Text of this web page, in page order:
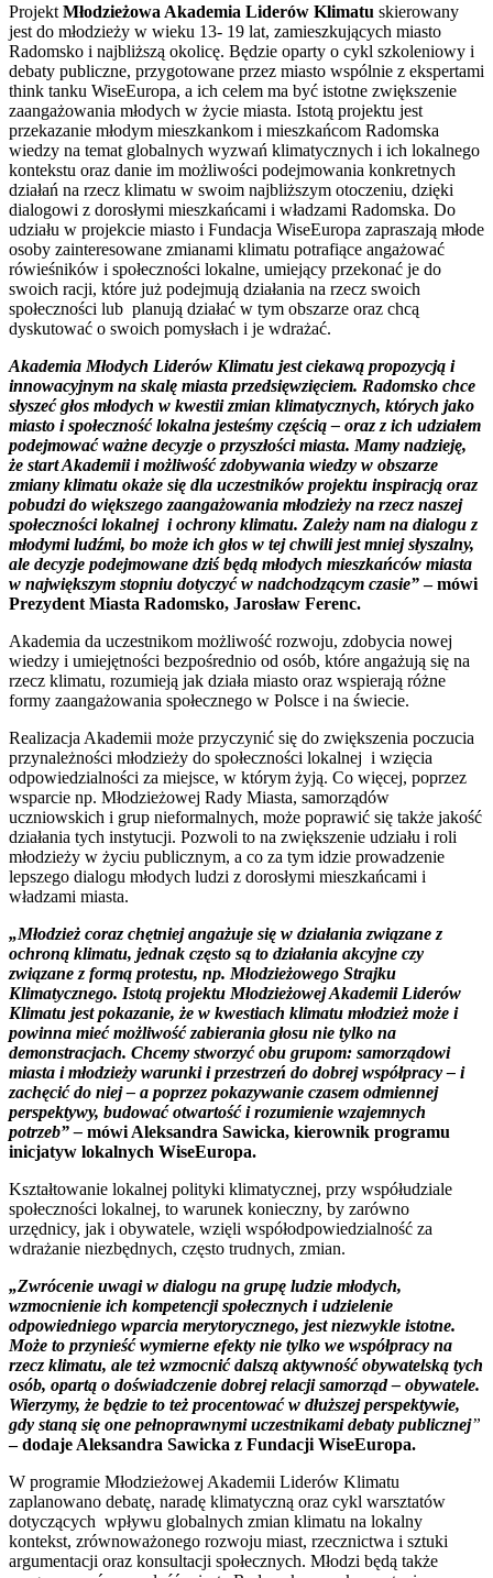
Projekt Młodzieżowa Akademia Liderów Klimatu skierowany
jest do młodzieży w wieku 13- 19 lat, zamieszkujących miasto
Radomsko i najbliższą okolicę. Będzie oparty o cykl szkoleniowy i
debaty publiczne, przygotowane przez miasto wspólnie z ekspertami
think tanku WiseEuropa, a ich celem ma być istotne zwiększenie
zaangażowania młodych w życie miasta. Istotą projektu jest
przekazanie młodym mieszkankom i mieszkańcom Radomska
wiedzy na temat globalnych wyzwań klimatycznych i ich lokalnego
kontekstu oraz danie im możliwości podejmowania konkretnych
działań na rzecz klimatu w swoim najbliższym otoczeniu, dzięki
dialogowi z dorosłymi mieszkańcami i władzami Radomska. Do
udziału w projekcie miasto i Fundacja WiseEuropa zapraszają młode
osoby zainteresowane zmianami klimatu potrafiące angażować
rówieśników i społeczności lokalne, umiejący przekonać je do
swoich racji, które już podejmują działania na rzecz swoich
społeczności lub planują działać w tym obszarze oraz chcą
dyskutować o swoich pomysłach i je wdrażać.
Akademia Młodych Liderów Klimatu jest ciekawą propozycją i
innowacyjnym na skalę miasta przedsięwzięciem. Radomsko chce
słyszeć głos młodych w kwestii zmian klimatycznych, których jako
miasto i społeczność lokalna jesteśmy częścią – oraz z ich udziałem
podejmować ważne decyzje o przyszłości miasta. Mamy nadzieję,
że start Akademii i możliwość zdobywania wiedzy w obszarze
zmiany klimatu okaże się dla uczestników projektu inspiracją oraz
pobudzi do większego zaangażowania młodzieży na rzecz naszej
społeczności lokalnej i ochrony klimatu. Zależy nam na dialogu z
młodymi ludźmi, bo może ich głos w tej chwili jest mniej słyszalny,
ale decyzje podejmowane dziś będą młodych mieszkańców miasta
w największym stopniu dotyczyć w nadchodzącym czasie”– mówi
Prezydent Miasta Radomsko, Jarosław Ferenc.
Akademia da uczestnikom możliwość rozwoju, zdobycia nowej
wiedzy i umiejętności bezpośrednio od osób, które angażują się na
rzecz klimatu, rozumieją jak działa miasto oraz wspierają różne
formy zaangażowania społecznego w Polsce i na świecie.
Realizacja Akademii może przyczynić się do zwiększenia poczucia
przynależności młodzieży do społeczności lokalnej i wzięcia
odpowiedzialności za miejsce, w którym żyją. Co więcej, poprzez
wsparcie np. Młodzieżowej Rady Miasta, samorządów
uczniowskich i grup nieformalnych, może poprawić się także jakość
działania tych instytucji. Pozwoli to na zwiększenie udziału i roli
młodzieży w życiu publicznym, a co za tym idzie prowadzenie
lepszego dialogu młodych ludzi z dorosłymi mieszkańcami i
władzami miasta.
„Młodzież coraz chętniej angażuje się w działania związane z
ochroną klimatu, jednak często są to działania akcyjne czy
związane z formą protestu, np. Młodzieżowego Strajku
Klimatycznego. Istotą projektu Młodzieżowej Akademii Liderów
Klimatu jest pokazanie, że w kwestiach klimatu młodzież może i
powinna mieć możliwość zabierania głosu nie tylko na
demonstracjach. Chcemy stworzyć obu grupom: samorządowi
miasta i młodzieży warunki i przestrzeń do dobrej współpracy – i
zachęcić do niej – a poprzez pokazywanie czasem odmiennej
perspektywy, budować otwartość i rozumienie wzajemnych
potrzeb” – mówi Aleksandra Sawicka, kierownik programu
inicjatyw lokalnych WiseEuropa.
Kształtowanie lokalnej polityki klimatycznej, przy współudziale
społeczności lokalnej, to warunek konieczny, by zarówno
urzędnicy, jak i obywatele, wzięli współodpowiedzialność za
wdrażanie niezbędnych, często trudnych, zmian.
„Zwrócenie uwagi w dialogu na grupę ludzie młodych,
wzmocnienie ich kompetencji społecznych i udzielenie
odpowiedniego wparcia merytorycznego, jest niezwykle istotne.
Może to przynieść wymierne efekty nie tylko we współpracy na
rzecz klimatu, ale też wzmocnić dalszą aktywność obywatelską tych
osób, opartą o doświadczenie dobrej relacji samorząd – obywatele.
Wierzymy, że będzie to też procentować w dłuższej perspektywie,
gdy staną się one pełnoprawnymi uczestnikami debaty publicznej”
– dodaje Aleksandra Sawicka z Fundacji WiseEuropa.
W programie Młodzieżowej Akademii Liderów Klimatu
zaplanowano debatę, naradę klimatyczną oraz cykl warsztatów
dotyczących wpływu globalnych zmian klimatu na lokalny
kontekst, zrównoważonego rozwoju miast, rzecznictwa i sztuki
argumentacji oraz konsultacji społecznych. Młodzi będą także